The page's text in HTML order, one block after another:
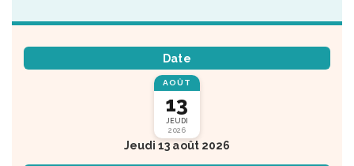
Date
AOÛT
13
JEUDI
2026
Jeudi 13 août 2026